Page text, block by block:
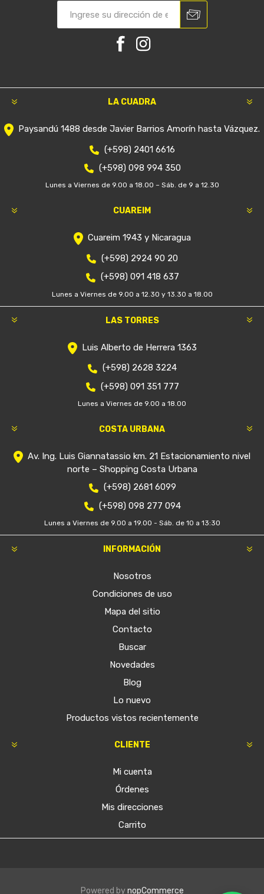
LA CUADRA
Paysandú 1488 desde Javier Barrios Amorín hasta Vázquez.
(+598) 2401 6616
(+598) 098 994 350
Lunes a Viernes de 9.00 a 18.00 – Sáb. de 9 a 12.30
CUAREIM
Cuareim 1943 y Nicaragua
(+598) 2924 90 20
(+598) 091 418 637
Lunes a Viernes de 9.00 a 12.30 y 13.30 a 18.00
LAS TORRES
Luis Alberto de Herrera 1363
(+598) 2628 3224
(+598) 091 351 777
Lunes a Viernes de 9.00 a 18.00
COSTA URBANA
Av. Ing. Luis Giannatassio km. 21 Estacionamiento nivel
norte – Shopping Costa Urbana
(+598) 2681 6099
(+598) 098 277 094
Lunes a Viernes de 9.00 a 19.00 - Sáb. de 10 a 13:30
INFORMACIÓN
Nosotros
Condiciones de uso
Mapa del sitio
Contacto
Buscar
Novedades
Blog
Lo nuevo
Productos vistos recientemente
CLIENTE
Mi cuenta
Órdenes
Mis direcciones
Carrito
Powered bynopCommerce